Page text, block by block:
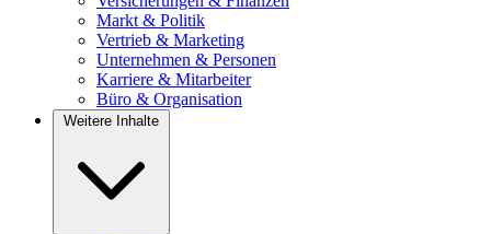
Markt & Politik
Vertrieb & Marketing
Unternehmen & Personen
Karriere & Mitarbeiter
Büro & Organisation
Weitere Inhalte